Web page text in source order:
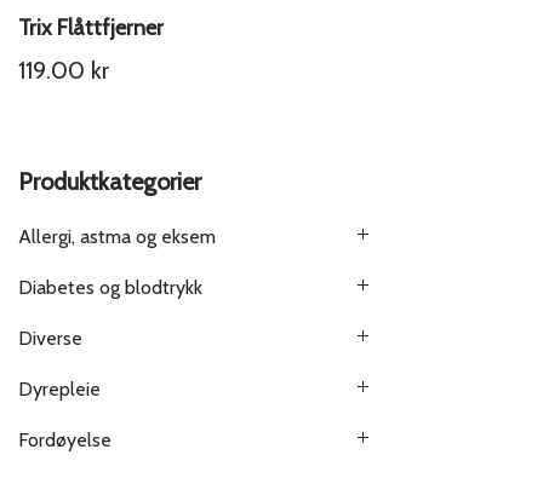
Trix Flåttfjerner
119.00 kr
Produktkategorier
Allergi, astma og eksem
Diabetes og blodtrykk
Diverse
Dyrepleie
Fordøyelse